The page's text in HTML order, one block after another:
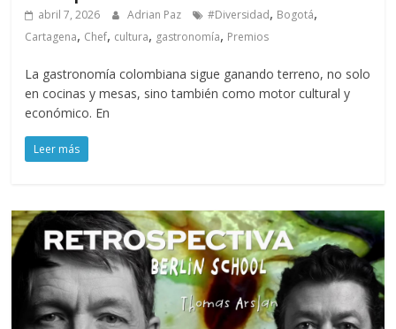
abril 7, 2026 Adrian Paz #Diversidad, Bogotá,
Cartagena, Chef, cultura, gastronomía, Premios
La gastronomía colombiana sigue ganando terreno, no solo
en cocinas y mesas, sino también como motor cultural y
económico. En
Leer más